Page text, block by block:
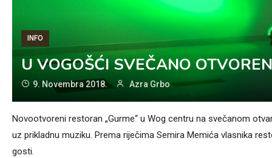
INFO
U VOGOŠĆI SVEČANO
9. Novembra 2018. Azra Grbo
Novootvoreni restoran „Gurme“ u Wog centru na svečanom
uz prikladnu muziku. Prema riječima Semira Memića vlasnika
gosti.